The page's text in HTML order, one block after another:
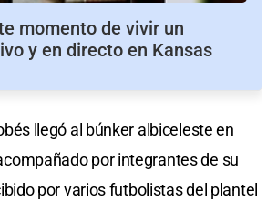
momento de vivir un
y en directo en Kansas
llegó al búnker albiceleste en
por integrantes de su
por varios futbolistas del plantel